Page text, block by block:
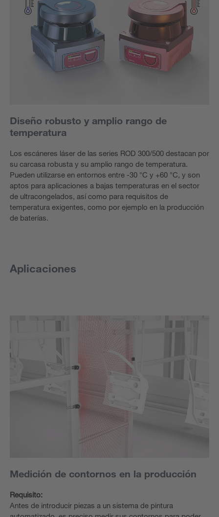
Diseño robusto y amplio rango de
temperatura
Los escáneres láser de las series ROD 300/500 destacan por
su carcasa robusta y su amplio rango de temperatura.
Pueden utilizarse en entornos entre -30 °C y +60 °C, y son
aptos para aplicaciones a bajas temperaturas en el sector
de ultracongelados, así como para requisitos de
temperatura exigentes, como por ejemplo en la producción
de baterías.
Aplicaciones
Medición de contornos en la producción
Requisito:
Antes de introducir piezas a un sistema de pintura